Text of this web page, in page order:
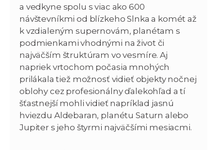
a vedkyne spolu s viac ako 600
návštevníkmi od blízkeho Slnka a komét až
k vzdialeným supernovám, planétam s
podmienkami vhodnými na život či
najväčším štruktúram vo vesmíre. Aj
napriek vrtochom počasia mnohých
prilákala tiež možnosť vidieť objekty nočnej
oblohy cez profesionálny ďalekohľad a tí
šťastnejší mohli vidieť napríklad jasnú
hviezdu Aldebaran, planétu Saturn alebo
Jupiter s jeho štyrmi najväčšími mesiacmi.